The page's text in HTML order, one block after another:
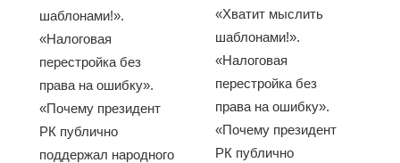
шаблонами!».
«Налоговая
перестройка без
права на ошибку».
«Почему президент
РК публично
поддержал народного
«Хватит мыслить
шаблонами!».
«Налоговая
перестройка без
права на ошибку».
«Почему президент
РК публично